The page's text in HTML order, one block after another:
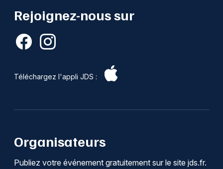
Rejoignez-nous sur
Téléchargez l'appli JDS :
Organisateurs
Publiez votre événement gratuitement sur le site jds.fr.